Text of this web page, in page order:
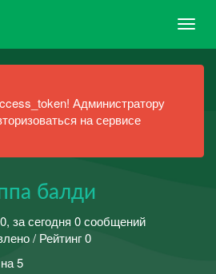
Администратору
на сервисе
балди
за сегодня 0 сообщений
/ Рейтинг 0
5